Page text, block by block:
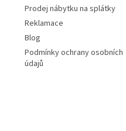
Prodej nábytku na splátky
Reklamace
Blog
Podmínky ochrany osobních
údajů